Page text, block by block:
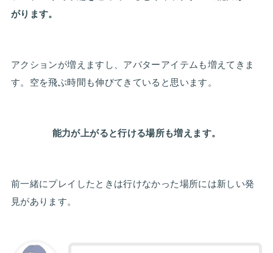
がります。
アクションが増えますし、アバターアイテムも増えてきま
す。空を飛ぶ時間も伸びてきていると思います。
能力が上がると行ける場所も増えます。
前一緒にプレイしたときは行けなかった場所には新しい発
見があります。